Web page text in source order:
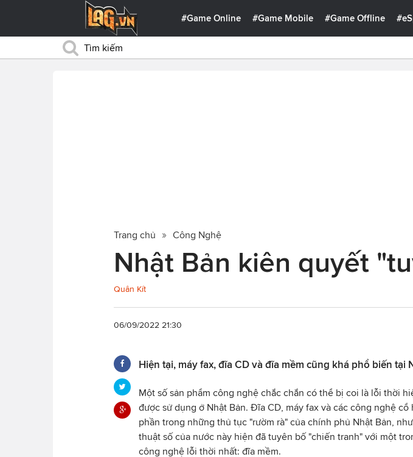
#Game Online #Game Mobile #Game Offline
Trang chủ Công Nghệ
Nhật Bản kiên quyết
Quân Kít
06/09/2022 21:30
Hiện tại, máy fax, đĩa CD và đĩa mềm cũng khá phổ biến tại
Một số sản phẩm công nghệ chắc chắn có thể bị coi là lỗi thời
được sử dụng ở Nhật Bản. Đĩa CD, máy fax và các công nghệ cổ
phần trong những thủ tục "rườm rà" của chính phủ Nhật Bản,
thuật số của nước này hiện đã tuyên bố "chiến tranh" với một
công nghệ lỗi thời nhất: đĩa mềm.